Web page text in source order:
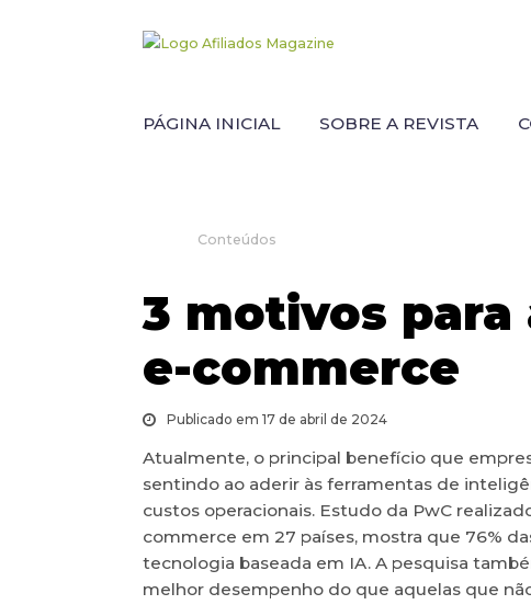
PÁGINA INICIAL SOBRE A REVISTA
Conteúdos
3 motivos para
e-commerce
Publicado em 17 de abril de 2024
Atualmente, o principal benefício que
sentindo ao aderir às ferramentas de
custos operacionais. Estudo da PwC
commerce em 27 países, mostra que 76%
tecnologia baseada em IA. A pesquisa
melhor desempenho do que aquelas que